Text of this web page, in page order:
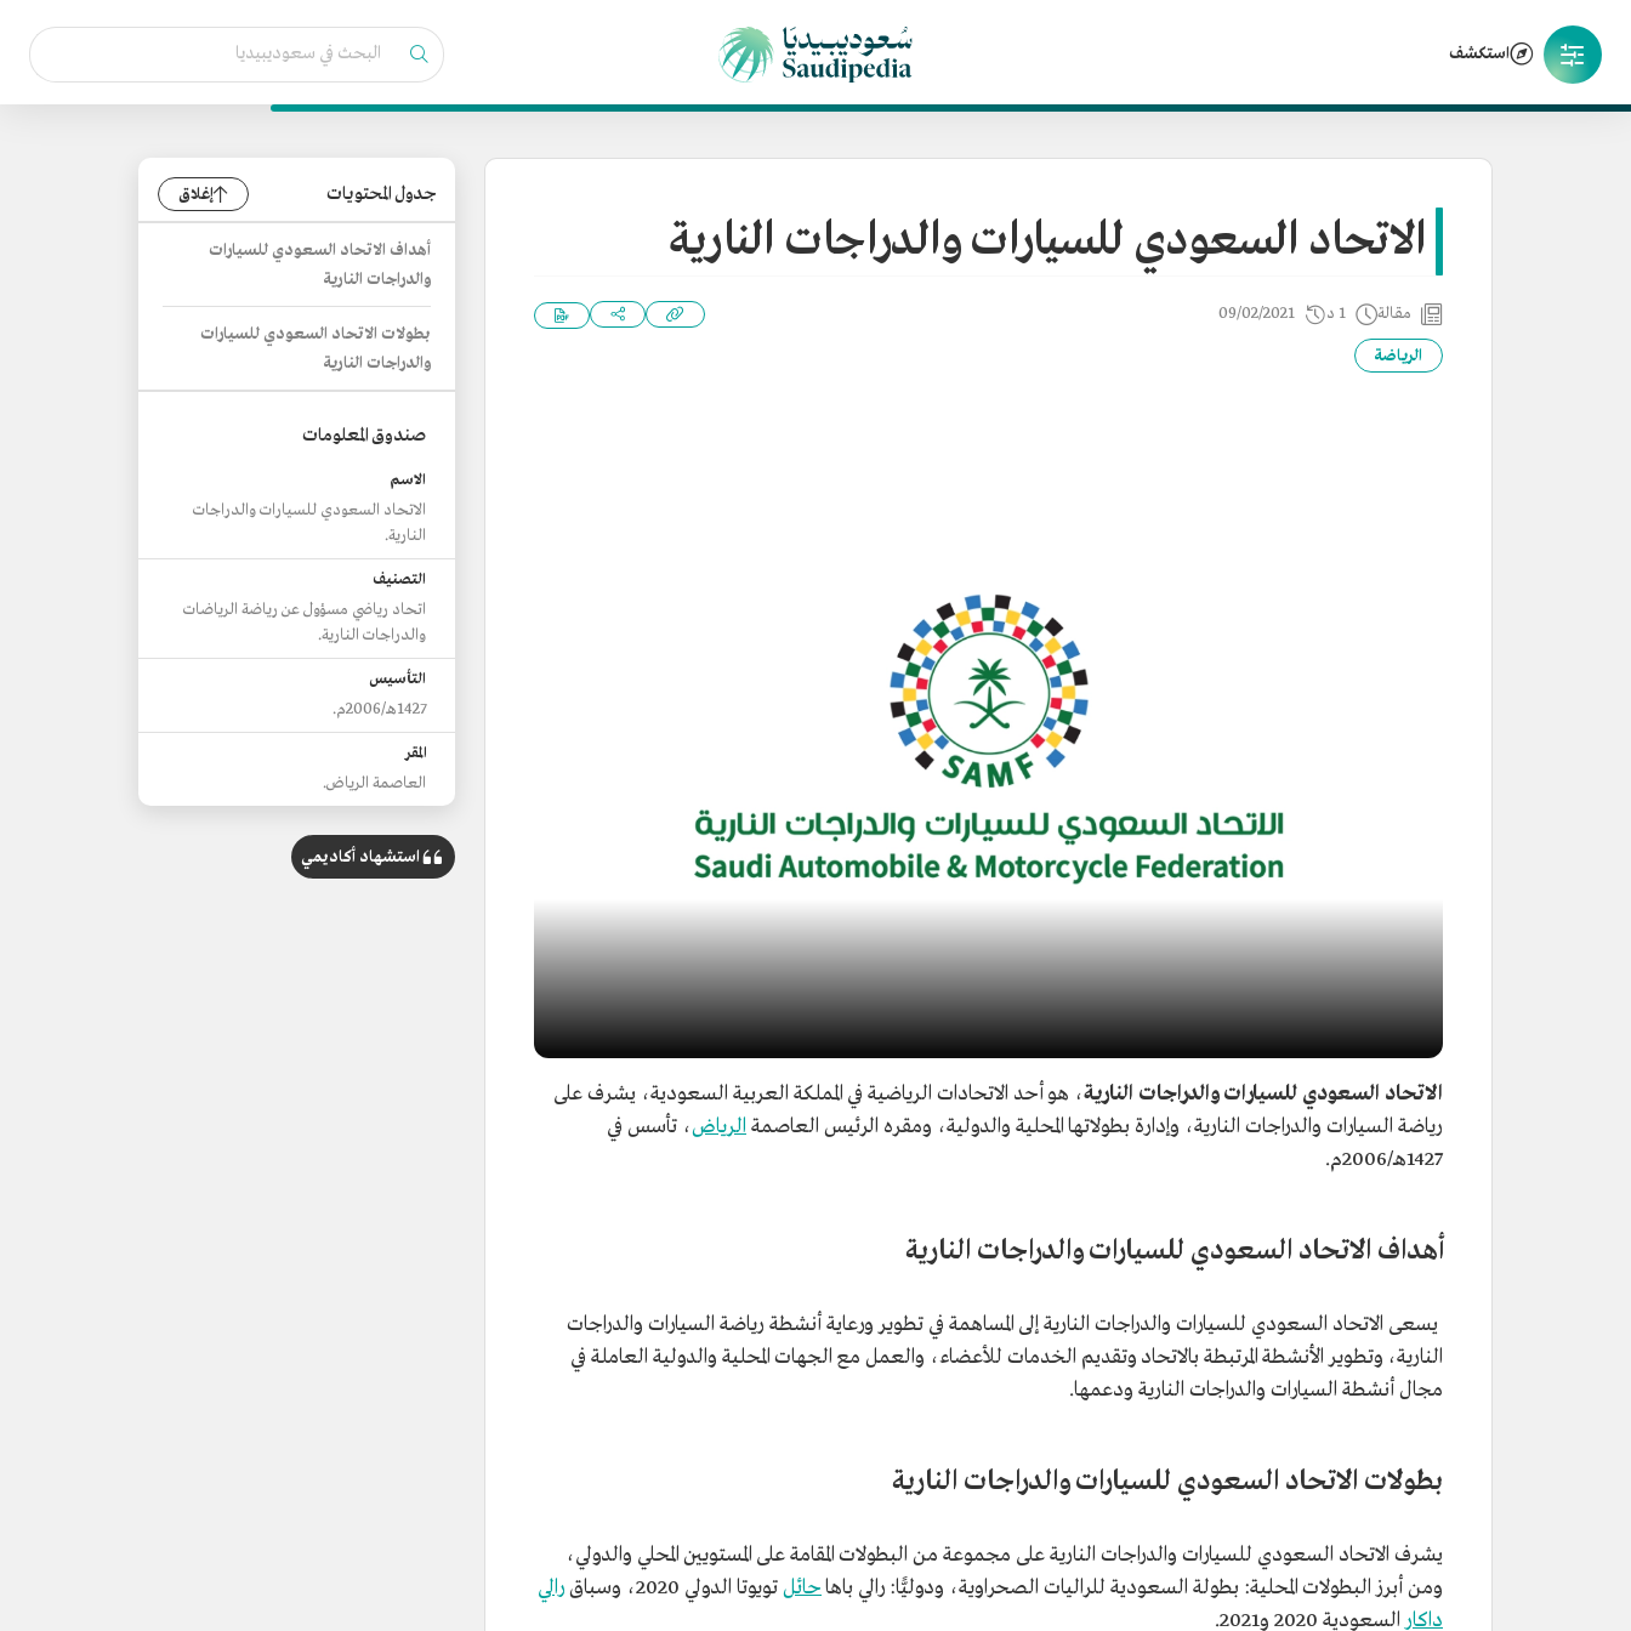
استكشف
الاتحاد السعودي للسيارات والدراجات النارية
مقالة 1 د 09/02/2021
الرياضة
الاتحاد السعودي للسيارات والدراجات النارية، هو أحد الاتحادات الرياضية في المملكة العربية السعودية، يشرف على
رياضة السيارات والدراجات النارية، وإدارة بطولاتها المحلية والدولية، ومقره الرئيس العاصمة الرياض، تأسس في
1427هـ/2006م.
أهداف الاتحاد السعودي للسيارات والدراجات النارية
يسعى الاتحاد السعودي للسيارات والدراجات النارية إلى المساهمة في تطوير ورعاية أنشطة رياضة السيارات والدراجات
النارية، وتطوير الأنشطة المرتبطة بالاتحاد وتقديم الخدمات للأعضاء، والعمل مع الجهات المحلية والدولية العاملة في
مجال أنشطة السيارات والدراجات النارية ودعمها.
بطولات الاتحاد السعودي للسيارات والدراجات النارية
يشرف الاتحاد السعودي للسيارات والدراجات النارية على مجموعة من البطولات المقامة على المستويين المحلي والدولي،
ومن أبرز البطولات المحلية: بطولة السعودية للراليات الصحراوية، ودوليًّا: رالي باهاحائلتويوتا الدولي 2020، وسباق
رالي
داكار السعودية 2020 و2021.
جدول المحتويات إغلاق
أهداف الاتحاد السعودي للسيارات
والدراجات النارية
بطولات الاتحاد السعودي للسيارات
والدراجات النارية
صندوق المعلومات
الاسم
الاتحاد السعودي للسيارات والدراجات
النارية.
التصنيف
اتحاد رياضي مسؤول عن رياضة الرياضات
والدراجات النارية.
التأسيس
1427هـ/2006م.
المقر
العاصمة الرياض.
استشهاد أكاديمي